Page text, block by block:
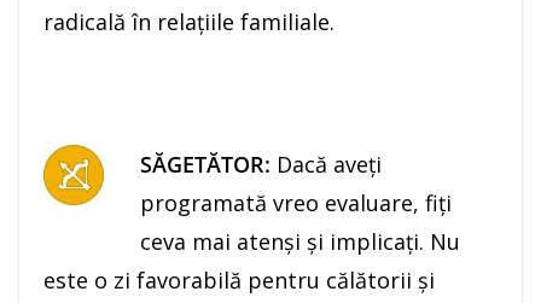
radicală în relaţiile familiale.
SĂGETĂTOR: Dacă aveţi
programată vreo evaluare, fiţi
ceva mai atenși şi implicați. Nu
este o zi favorabilă pentru călătorii şi